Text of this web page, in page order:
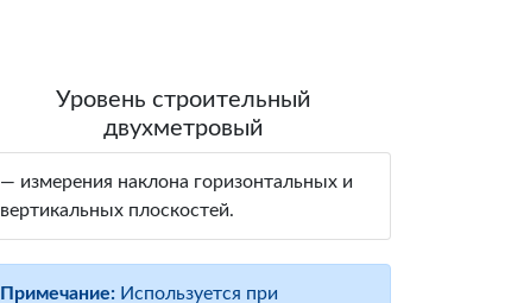
Уровень строительный
двухметровый
— измерения наклона горизонтальных и
вертикальных плоскостей.
Примечание: Используется при